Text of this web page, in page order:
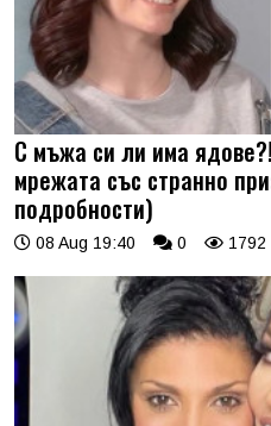
С мъжа си ли има
мрежата със странно
подробности)
08 Aug 19:40 0 1792